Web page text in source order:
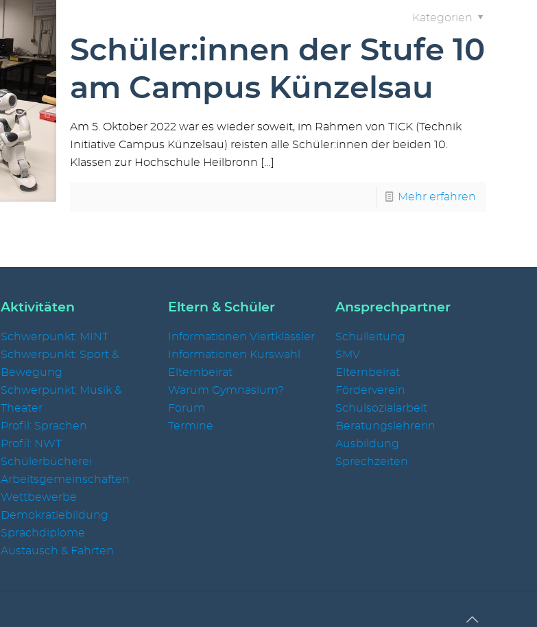
Kategorien
Schüler:innen der Stufe 10
am Campus Künzelsau
Am 5. Oktober 2022 war es wieder soweit, im Rahmen von TICK (Technik
Initiative Campus Künzelsau) reisten alle Schüler:innen der beiden 10.
Klassen zur Hochschule Heilbronn
Mehr erfahren
Aktivitäten
Schwerpunkt: MINT
Schwerpunkt: Sport &
Bewegung
Schwerpunkt: Musik &
Theater
Profil: Sprachen
Profil: NWT
Schülerbücherei
Arbeitsgemeinschaften
Wettbewerbe
Demokratiebildung
Sprachdiplome
Austausch & Fahrten
Eltern & Schüler
Informationen Viertklässler
Informationen Kurswahl
Elternbeirat
Warum Gymnasium?
Forum
Termine
Ansprechpartner
Schulleitung
SMV
Elternbeirat
Förderverein
Schulsozialarbeit
Beratungslehrerin
Ausbildung
Sprechzeiten